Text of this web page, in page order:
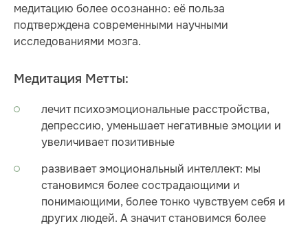
медитацию более осознанно: её польза
подтверждена современными научными
исследованиями мозга.
Медитация Метты:
лечит психоэмоциональные расстройства,
депрессию, уменьшает негативные эмоции и
увеличивает позитивные
развивает эмоциональный интеллект: мы
становимся более сострадающими и
понимающими, более тонко чувствуем себя и
других людей. А значит становимся более